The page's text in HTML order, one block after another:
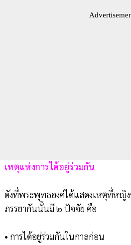
เหตุแห่งการได้อยู่ร่วมกัน
ดังที่พระพุทธองค์ได้แสดงเหตุที่หญิง
ภรรยากันนั้นมี ๒ ปัจจัย คือ
• การได้อยู่ร่วมกันในกาลก่อน